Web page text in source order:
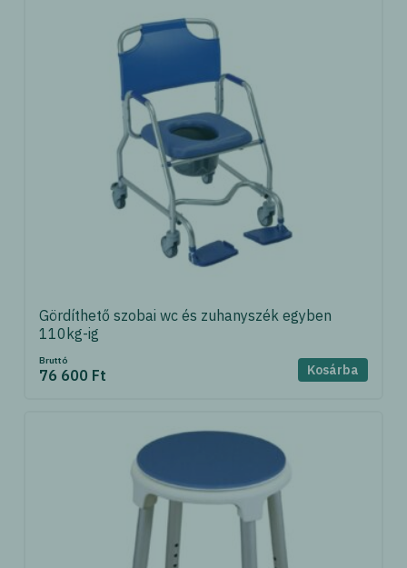
Gördíthető szobai wc és zuhanyszék egyben
110kg-ig
Bruttó
76 600 Ft Kosárba